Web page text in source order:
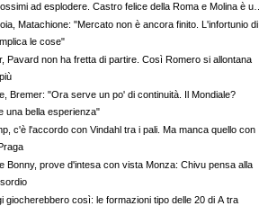
ad esplodere. Castro felice della Roma e Molina è un
Matachione: "Mercato non è ancora finito. L'infortunio di
le cose"
Pavard non ha fretta di partire. Così Romero si allontana
Bremer: "Ora serve un po' di continuità. Il Mondiale?
una bella esperienza"
c'è l'accordo con Vindahl tra i pali. Ma manca quello con
Bonny, prove d'intesa con vista Monza: Chivu pensa alla
giocherebbero così: le formazioni tipo delle 20 di A tra